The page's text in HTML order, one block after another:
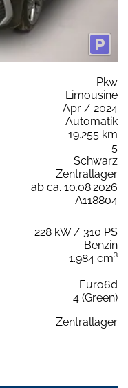
Pkw
Limousine
Apr / 2024
Automatik
19.255 km
5
Schwarz
Zentrallager
ab ca. 10.08.2026
A118804
228 kW / 310 PS
Benzin
1.984 cm³
Euro6d
4 (Green)
Zentrallager